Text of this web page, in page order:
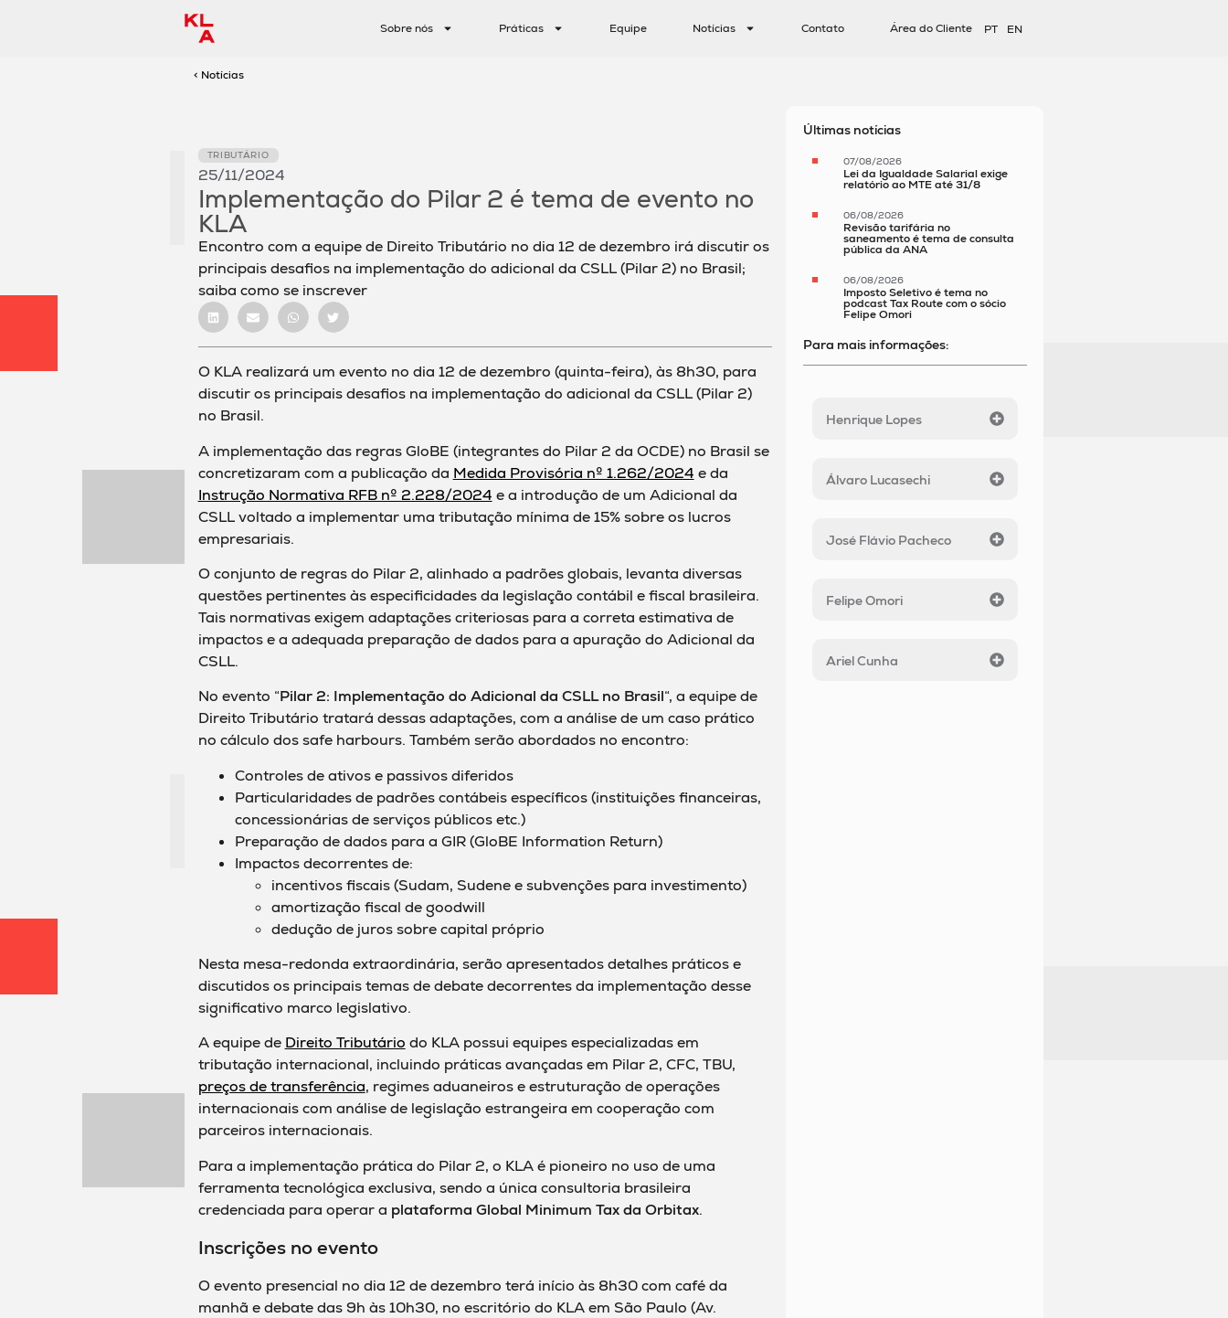
Sobre nós Práticas Equipe Notícias Contato Área do Cliente PT EN
< Notícias
TRIBUTÁRIO
25/11/2024
Implementação do Pilar 2 é tema de evento no
KLA
Encontro com a equipe de Direito Tributário no dia 12 de dezembro irá discutir os
principais desafios na implementação do adicional da CSLL (Pilar 2) no Brasil;
saiba como se inscrever
O KLA realizará um evento no dia 12 de dezembro (quinta-feira), às 8h30, para
discutir os principais desafios na implementação do adicional da CSLL (Pilar 2)
no Brasil.
A implementação das regras GloBE (integrantes do Pilar 2 da OCDE) no Brasil se
concretizaram com a publicação da Medida Provisória nº 1.262/2024 e da
Instrução Normativa RFB nº 2.228/2024 e a introdução de um Adicional da
CSLL voltado a implementar uma tributação mínima de 15% sobre os lucros
empresariais.
O conjunto de regras do Pilar 2, alinhado a padrões globais, levanta diversas
questões pertinentes às especificidades da legislação contábil e fiscal brasileira.
Tais normativas exigem adaptações criteriosas para a correta estimativa de
impactos e a adequada preparação de dados para a apuração do Adicional da
CSLL.
No evento “Pilar 2: Implementação do Adicional da CSLL no Brasil“, a equipe de
Direito Tributário tratará dessas adaptações, com a análise de um caso prático
no cálculo dos safe harbours. Também serão abordados no encontro:
Controles de ativos e passivos diferidos
Particularidades de padrões contábeis específicos (instituições financeiras,
concessionárias de serviços públicos etc.)
Preparação de dados para a GIR (GloBE Information Return)
Impactos decorrentes de:
incentivos fiscais (Sudam, Sudene e subvenções para investimento)
amortização fiscal de goodwill
dedução de juros sobre capital próprio
Nesta mesa-redonda extraordinária, serão apresentados detalhes práticos e
discutidos os principais temas de debate decorrentes da implementação desse
significativo marco legislativo.
A equipe de Direito Tributário do KLA possui equipes especializadas em
tributação internacional, incluindo práticas avançadas em Pilar 2, CFC, TBU,
preços de transferência, regimes aduaneiros e estruturação de operações
internacionais com análise de legislação estrangeira em cooperação com
parceiros internacionais.
Para a implementação prática do Pilar 2, o KLA é pioneiro no uso de uma
ferramenta tecnológica exclusiva, sendo a única consultoria brasileira
credenciada para operar a plataforma Global Minimum Tax da Orbitax.
Inscrições no evento
O evento presencial no dia 12 de dezembro terá início às 8h30 com café da
manhã e debate das 9h às 10h30, no escritório do KLA em São Paulo (Av.
Últimas notícias
07/08/2026
Lei da Igualdade Salarial exige
relatório ao MTE até 31/8
06/08/2026
Revisão tarifária no
saneamento é tema de consulta
pública da ANA
06/08/2026
Imposto Seletivo é tema no
podcast Tax Route com o sócio
Felipe Omori
Para mais informações:
Henrique Lopes
Álvaro Lucasechi
José Flávio Pacheco
Felipe Omori
Ariel Cunha